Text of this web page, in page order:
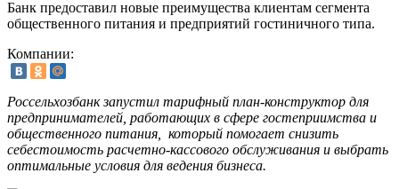
Банк предоставил новые преимущества клиентам сегмента
общественного питания и предприятий гостиничного типа.
Компании:
Россельхозбанк запустил тарифный план-конструктор для
предпринимателей, работающих в сфере гостеприимства и
общественного питания, который помогает снизить
себестоимость расчетно-кассового обслуживания и выбрать
оптимальные условия для ведения бизнеса.